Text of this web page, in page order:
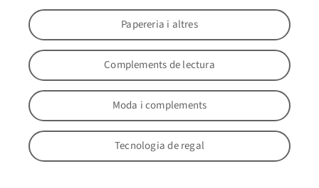
Papereria i altres
Complements de lectura
Moda i complements
Tecnologia de regal